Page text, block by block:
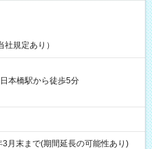
規定あり）
本橋駅から徒歩5分
末まで(期間延長の可能性あり)